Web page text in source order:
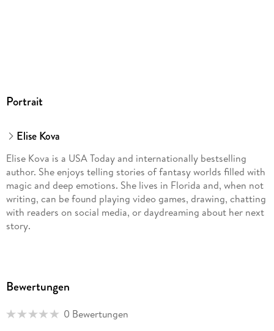
Portrait
Elise Kova
Elise Kova is a USA Today and internationally bestselling
author. She enjoys telling stories of fantasy worlds filled with
magic and deep emotions. She lives in Florida and, when not
writing, can be found playing video games, drawing, chatting
with readers on social media, or daydreaming about her next
story.
Bewertungen
0 Bewertungen